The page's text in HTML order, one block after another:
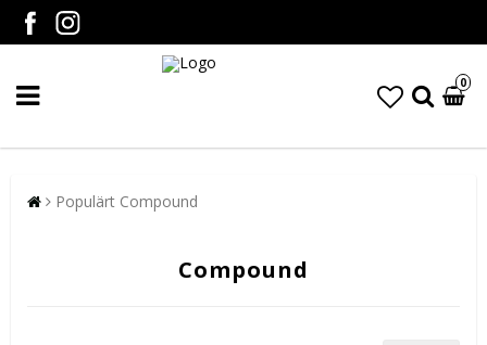
0
Populärt Compound
Compound